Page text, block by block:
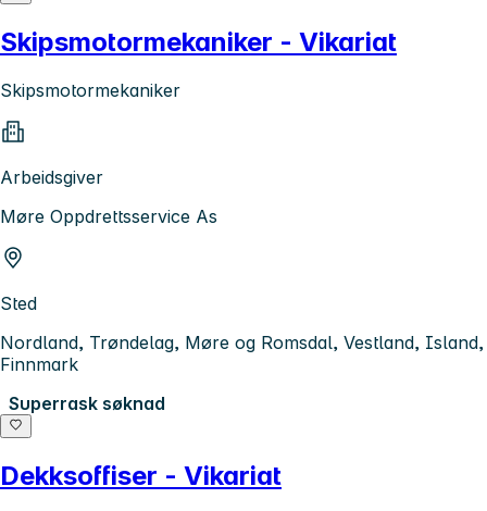
Skipsmotormekaniker - Vikariat
Skipsmotormekaniker
Arbeidsgiver
Møre Oppdrettsservice As
Sted
Nordland, Trøndelag, Møre og Romsdal, Vestland, Island,
Finnmark
Superrask søknad
Dekksoffiser - Vikariat